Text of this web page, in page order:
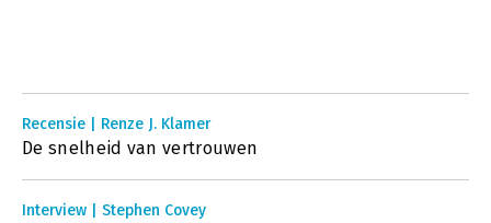
Recensie | Renze J. Klamer
De snelheid van vertrouwen
Interview | Stephen Covey